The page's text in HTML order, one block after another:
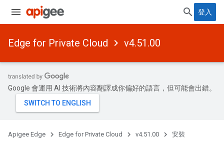
登入
Edge for Private Cloud v4.51.00
Google 會運用 AI 技術將內容翻譯成你偏好的語言，但可能會出錯。
Apigee Edge Edge for Private Cloud v4.51.00 安裝